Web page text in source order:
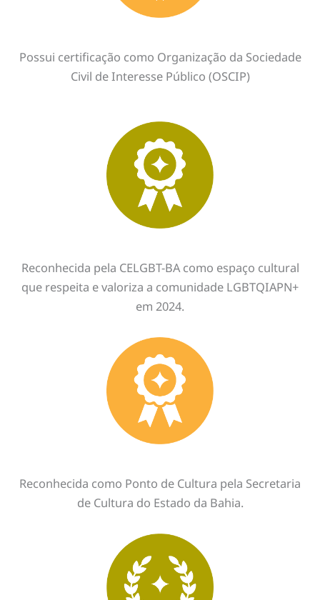
Possui certificação como Organização da Sociedade
Civil de Interesse Público (OSCIP)
Reconhecida pela CELGBT-BA como espaço cultural
que respeita e valoriza a comunidade LGBTQIAPN+
em 2024.
Reconhecida como Ponto de Cultura pela Secretaria
de Cultura do Estado da Bahia.